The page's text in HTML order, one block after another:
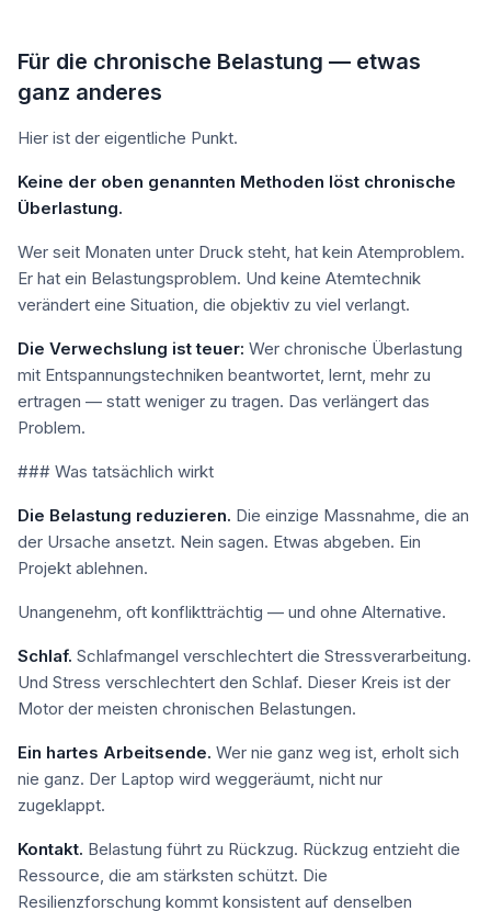
Für die chronische Belastung — etwas
ganz anderes
Hier ist der eigentliche Punkt.
Keine der oben genannten Methoden löst chronische
Überlastung.
Wer seit Monaten unter Druck steht, hat kein Atemproblem.
Er hat ein Belastungsproblem. Und keine Atemtechnik
verändert eine Situation, die objektiv zu viel verlangt.
Die Verwechslung ist teuer: Wer chronische Überlastung
mit Entspannungstechniken beantwortet, lernt, mehr zu
ertragen — statt weniger zu tragen. Das verlängert das
Problem.
### Was tatsächlich wirkt
Die Belastung reduzieren. Die einzige Massnahme, die an
der Ursache ansetzt. Nein sagen. Etwas abgeben. Ein
Projekt ablehnen.
Unangenehm, oft konfliktträchtig — und ohne Alternative.
Schlaf. Schlafmangel verschlechtert die Stressverarbeitung.
Und Stress verschlechtert den Schlaf. Dieser Kreis ist der
Motor der meisten chronischen Belastungen.
Ein hartes Arbeitsende. Wer nie ganz weg ist, erholt sich
nie ganz. Der Laptop wird weggeräumt, nicht nur
zugeklappt.
Kontakt. Belastung führt zu Rückzug. Rückzug entzieht die
Ressource, die am stärksten schützt. Die
Resilienzforschung kommt konsistent auf denselben